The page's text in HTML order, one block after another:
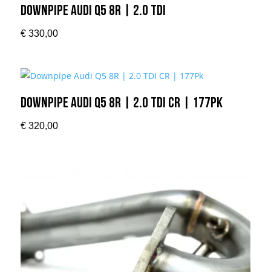
Downpipe Audi Q5 8R | 2.0 TDI
€330,00
Downpipe Audi Q5 8R | 2.0 TDI CR | 177Pk
€320,00